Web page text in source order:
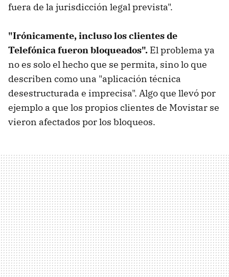
fuera de la jurisdicción legal prevista".
"Irónicamente, incluso los clientes de
Telefónica fueron bloqueados". El problema ya
no es solo el hecho que se permita, sino lo que
describen como una "aplicación técnica
desestructurada e imprecisa". Algo que llevó por
ejemplo a que los propios clientes de Movistar se
vieron afectados por los bloqueos.